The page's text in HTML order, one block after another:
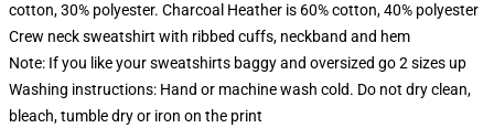
cotton, 30% polyester. Charcoal Heather is 60% cotton, 40% polyester
Crew neck sweatshirt with ribbed cuffs, neckband and hem
Note: If you like your sweatshirts baggy and oversized go 2 sizes up
Washing instructions: Hand or machine wash cold. Do not dry clean,
bleach, tumble dry or iron on the print